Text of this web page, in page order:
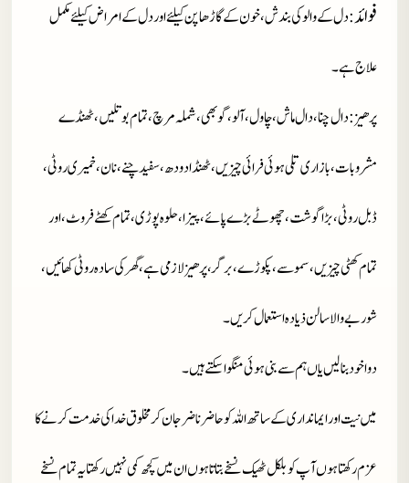
فوائد: دل کے والو کی بندش، خون کے گاڑھاپن کیلئے اور دل کے امراض کیلئے مکمل
علاج ہے۔
پر ھیز: دال چنا، دال ماش، چاول، آلو، گوبھی، شملہ مرچ، تمام بوتلیں، ٹھنڈے
مشروبات، بازاری تلی ہوئی فرائی چیزیں، ٹھنڈا دودھ، سفید چنے،نان، خمیری روٹی،
ڈبل روٹی، بڑا گوشت، چھوٹے بڑے پائے، پیزا، حلوہ پوڑی، تمام کھٹے فروٹ، اور
تمام کھٹی چیزیں، سموسے، پکوڑے، برگر، پرھیز لازمی ہے، گھر کی سادہ روٹی کھائیں ،
شوربے والا سالن ذیادہ استعمال کریں۔
دوا خود بنا لیں یاں ہم سے بنی ہوئی منگوا سکتے ہیں۔
میں نیت اور ایمانداری کے ساتھ اللہ کو حاضر ناضر جان کر مخلوق خدا کی خدمت کرنے کا
عزم رکھتا ہوں آپ کو بلکل ٹھیک نسخے بتاتا ہوں ان میں کچھ کمی نہیں رکھتا یہ تمام نسخے